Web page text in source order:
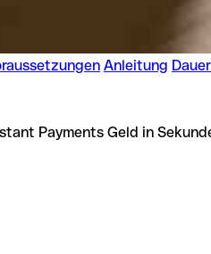
Anleitung
Payments Geld in